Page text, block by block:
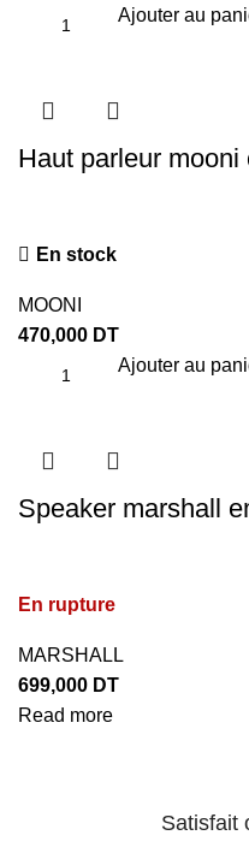
Ajouter au
Haut parleur mooni
En stock
MOONI
470,000 DT
Ajouter au
Speaker marshall
En rupture
MARSHALL
699,000 DT
Read more
Satisfait